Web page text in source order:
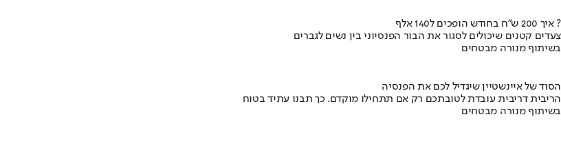
איך 200 ש"ח בחודש הופכים ל140 אלף ?
צעדים קטנים שיכולים לסגור את הבור הפנסיוני בין נשים לגברים
בשיתוף מנורה מבטחים
הסוד של איינשטיין שיגדיל לכם את הפנסיה
הריבית דריבית עובדת לטובתכם רק אם תתחילו מוקדם. כך תבנו עתיד בטוח
בשיתוף מנורה מבטחים